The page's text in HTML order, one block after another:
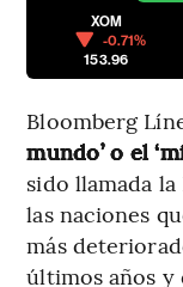
XOM
-0.71%
153.96
Bloomberg
mundo’ o el
sido llamada
las naciones
más
últimos años y